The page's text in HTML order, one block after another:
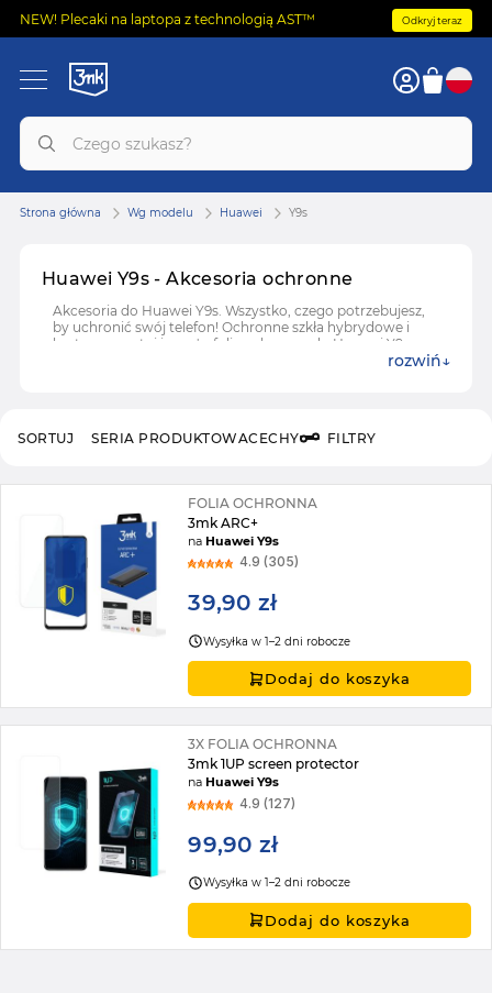
NEW! Plecaki na laptopa z technologią AST™ Odkryj teraz
Huawei Y9s - Akcesoria ochronne
Akcesoria do Huawei Y9s. Wszystko, czego potrzebujesz,
by uchronić swój telefon! Ochronne szkła hybrydowe i
hartowane, etui i case'y, folie ochronne do Huawei Y9s.
rozwiń
Strona główna Wg modelu Huawei Y9s
SERIA PRODUKTOWACECHY FILTRY
SORTUJ
FOLIA OCHRONNA
3mk ARC+
naHuawei Y9s
4.9 (305)
39,90 zł
Wysyłka w 1–2 dni robocze
Dodaj do koszyka
3X FOLIA OCHRONNA
3mk 1UP screen protector
naHuawei Y9s
4.9 (127)
99,90 zł
Wysyłka w 1–2 dni robocze
Dodaj do koszyka